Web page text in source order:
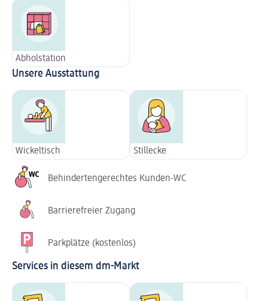
Abholstation
Unsere Ausstattung
Wickeltisch Stillecke
Behindertengerechtes Kunden-WC
Barrierefreier Zugang
Parkplätze (kostenlos)
Services in diesem dm-Markt